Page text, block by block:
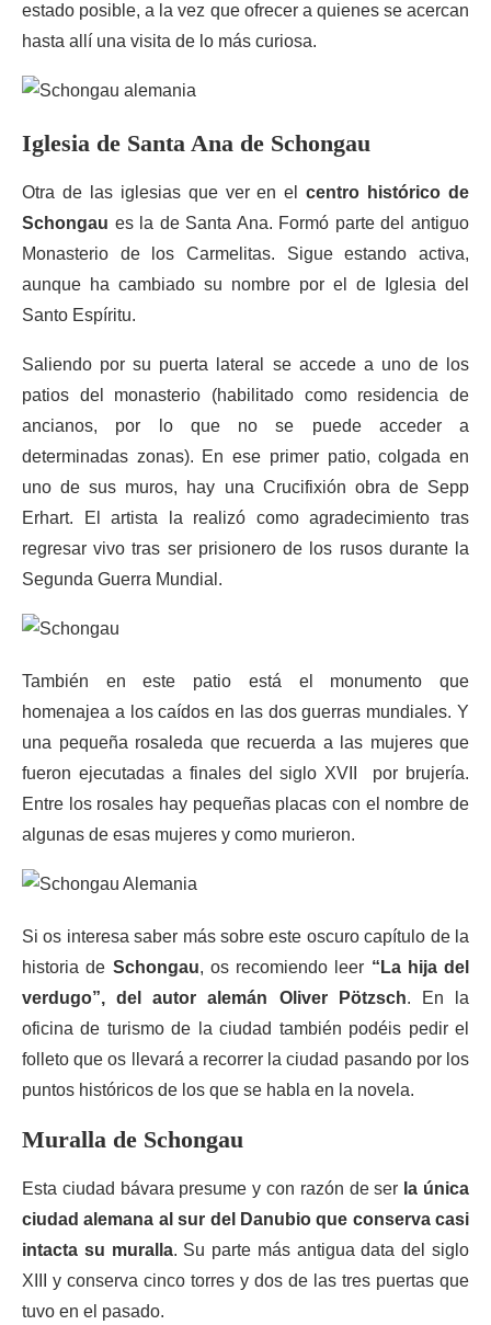
estado posible, a la vez que ofrecer a quienes se acercan
hasta allí una visita de lo más curiosa.
Iglesia de Santa Ana de Schongau
Otra de las iglesias que ver en elcentro histórico de
Schongau es la de Santa Ana. Formó parte del antiguo
Monasterio de los Carmelitas. Sigue estando activa,
aunque ha cambiado su nombre por el de Iglesia del
Santo Espíritu.
Saliendo por su puerta lateral se accede a uno de los
patios del monasterio (habilitado como residencia de
ancianos, por lo que no se puede acceder a
determinadas zonas). En ese primer patio, colgada en
uno de sus muros, hay una Crucifixión obra de Sepp
Erhart. El artista la realizó como agradecimiento tras
regresar vivo tras ser prisionero de los rusos durante la
Segunda Guerra Mundial.
También en este patio está el monumento que
homenajea a los caídos en las dos guerras mundiales. Y
una pequeña rosaleda que recuerda a las mujeres que
fueron ejecutadas a finales del siglo XVII por brujería.
Entre los rosales hay pequeñas placas con el nombre de
algunas de esas mujeres y como murieron.
Si os interesa saber más sobre este oscuro capítulo de la
historia de Schongau, os recomiendo leer “La hija del
verdugo”, del autor alemán Oliver Pötzsch. En la
oficina de turismo de la ciudad también podéis pedir el
folleto que os llevará a recorrer la ciudad pasando por los
puntos históricos de los que se habla en la novela.
Muralla de Schongau
Esta ciudad bávara presume y con razón de ser la única
ciudad alemana al sur del Danubio que conserva casi
intacta su muralla. Su parte más antigua data del siglo
XIII y conserva cinco torres y dos de las tres puertas que
tuvo en el pasado.